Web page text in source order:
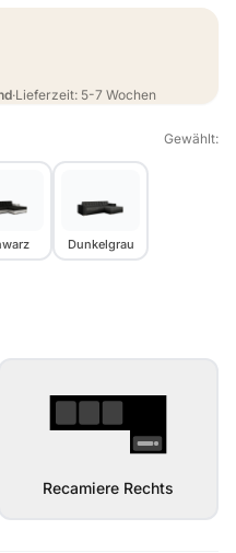
·Lieferzeit: 5-7 Wochen
Gewählt:
Dunkelgrau
Recamiere Rechts